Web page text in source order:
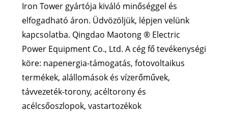
Iron Tower gyártója kiváló minőséggel és
elfogadható áron. Üdvözöljük, lépjen velünk
kapcsolatba. Qingdao Maotong ® Electric
Power Equipment Co., Ltd. A cég fő tevékenységi
köre: napenergia-támogatás, fotovoltaikus
termékek, alállomások és vízerőművek,
távvezeték-torony, acéltorony és
acélcsőoszlopok, vastartozékok